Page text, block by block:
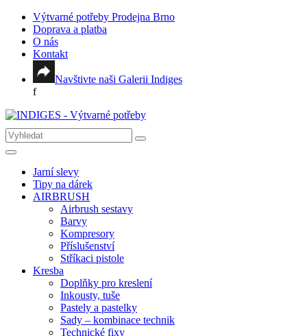
Výtvarné potřeby Prodejna Brno
Doprava a platba
O nás
Kontakt
Navštivte naši Galerii Indiges
f
Jarní slevy
Tipy na dárek
AIRBRUSH
Airbrush sestavy
Barvy
Kompresory
Příslušenství
Stříkaci pistole
Kresba
Doplňky pro kreslení
Inkousty, tuše
Pastely a pastelky
Sady – kombinace technik
Technické fixy